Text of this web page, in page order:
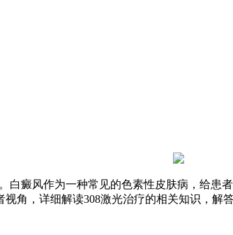
白癜风作为一种常见的色素性皮肤病，给患
角，详细解读308激光治疗的相关知识，